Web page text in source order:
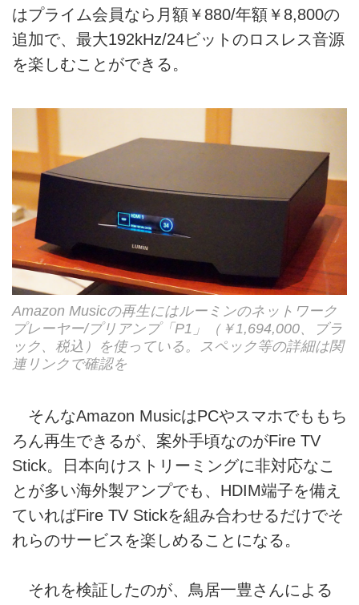
はプライム会員なら月額￥880/年額￥8,800の
追加で、最大192kHz/24ビットのロスレス音源
を楽しむことができる。
Amazon Musicの再生にはルーミンのネットワーク
プレーヤー/プリアンプ「P1」（￥1,694,000、ブラ
ック、税込）を使っている。スペック等の詳細は関
連リンクで確認を
そんなAmazon MusicはPCやスマホでももち
ろん再生できるが、案外手頃なのがFire TV
Stick。日本向けストリーミングに非対応なこ
とが多い海外製アンプでも、HDIM端子を備え
ていればFire TV Stickを組み合わせるだけでそ
れらのサービスを楽しめることになる。
それを検証したのが、鳥居一豊さんによる